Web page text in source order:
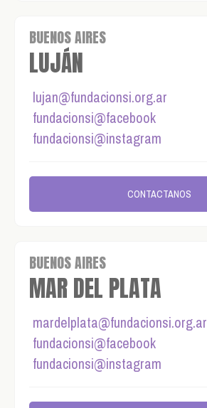
BUENOS AIRES
LUJÁN
lujan@fundacionsi.org.ar
fundacionsi@facebook
fundacionsi@instagram
CONTACTANOS
BUENOS AIRES
MAR DEL PLATA
mardelplata@fundacionsi.org.ar
fundacionsi@facebook
fundacionsi@instagram